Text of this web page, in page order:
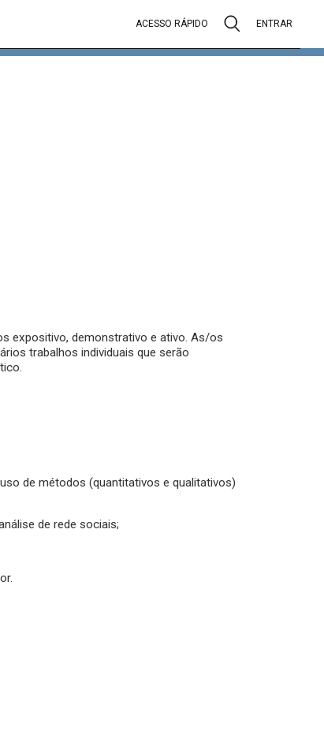
ACESSO RÁPIDO ENTRAR
expositivo, demonstrativo e ativo. As/os
trabalhos individuais que serão
de métodos (quantitativos e qualitativos)
de rede sociais;